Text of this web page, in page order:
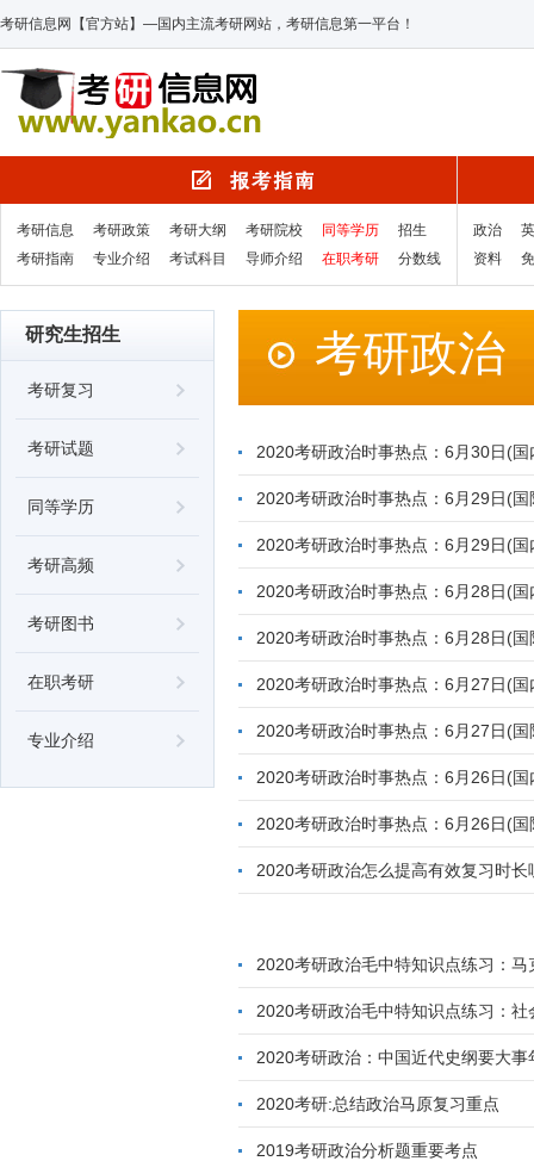
考研信息网【官方站】—国内主流考研网站，考研信息第一平台！
考研信息 考研政策 考研大纲 考研院校 同等学历
招生
考研指南
专业介绍 考试科目 导师介绍 在职考研 分数线
政治
资料
研究生招生
考研复习
考研试题
同等学历
考研高频
考研图书
在职考研
专业介绍
考研政治
2020考研政治时事热点：6月30日(国
2020考研政治时事热点：6月29日(国
2020考研政治时事热点：6月29日(国
2020考研政治时事热点：6月28日(国
2020考研政治时事热点：6月28日(国
2020考研政治时事热点：6月27日(国
2020考研政治时事热点：6月27日(国
2020考研政治时事热点：6月26日(国
2020考研政治时事热点：6月26日(国
2020考研政治怎么提高有效复习时长
2020考研政治毛中特知识点练习：
2020考研政治毛中特知识点练习：社
2020考研政治：中国近代史纲要大事
2020考研:总结政治马原复习重点
2019考研政治分析题重要考点